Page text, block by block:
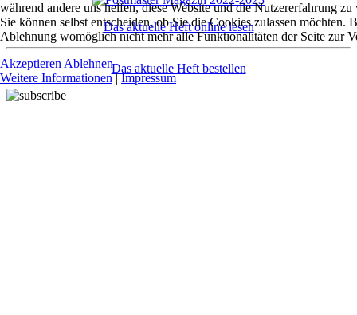
Das aktuelle Heft online lesen
Das aktuelle Heft bestellen
während andere uns helfen, diese Website und die Nutzererfahrung
Sie können selbst entscheiden, ob Sie die Cookies zulassen möchten.
Ablehnung womöglich nicht mehr alle Funktionalitäten der Seite zur
Akzeptieren Ablehnen
Weitere Informationen|Impressum